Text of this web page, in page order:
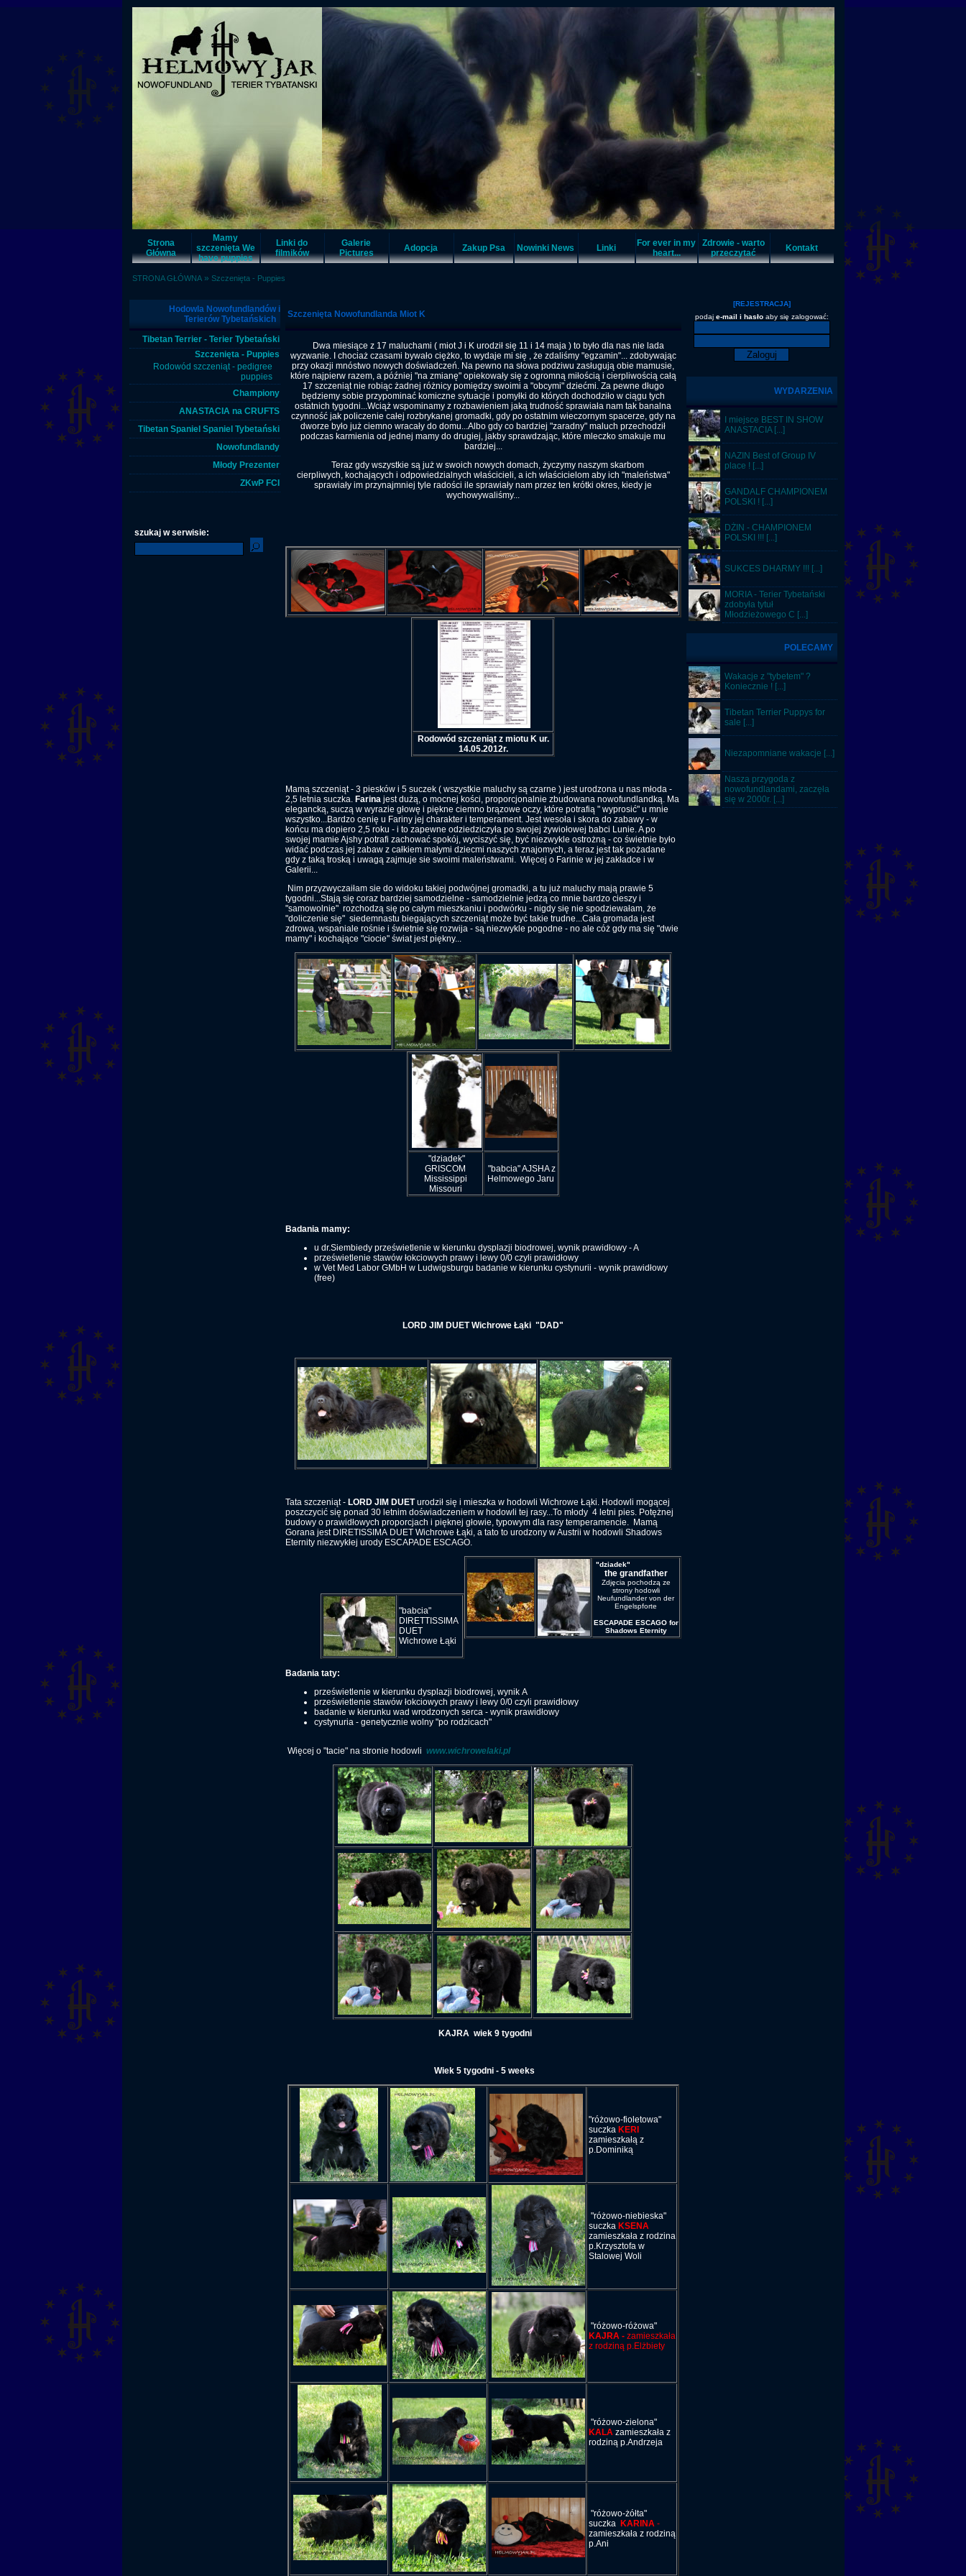
Strona
Główna
Mamy
szczenięta We
have puppies
Linki do
filmików
Galerie
Pictures
Adopcja Zakup Psa Nowinki News Linki
For ever in my
heart...
Zdrowie - warto
przeczytać
Kontakt
STRONA GŁÓWNA» Szczenięta - Puppies
Hodowla Nowofundlandów i
Terierów Tybetańskich
Tibetan Terrier - Terier Tybetański
Szczenięta - Puppies
Rodowód szczeniąt - pedigree
puppies
Championy
ANASTACIA na CRUFTS
Tibetan Spaniel Spaniel Tybetański
Nowofundlandy
Młody Prezenter
ZKwP FCI
szukaj w serwisie:
Szczenięta Nowofundlanda Miot K
Dwa miesiące z 17 maluchami ( miot J i K urodził się 11 i 14 maja ) to było dla nas nie lada
wyzwanie. I chociaż czasami bywało ciężko, to wydaje mi się , że zdaliśmy "egzamin"... zdobywając
przy okazji mnóstwo nowych doświadczeń. Na pewno na słowa podziwu zasługują obie mamusie,
które najpierw razem, a później "na zmianę" opiekowały się z ogromną miłością i cierpliwością całą
17 szczeniąt nie robiąc żadnej różnicy pomiędzy swoimi a "obcymi" dziećmi. Za pewne długo
będziemy sobie przypominać komiczne sytuacje i pomyłki do których dochodziło w ciągu tych
ostatnich tygodni...Wciąż wspominamy z rozbawieniem jaką trudność sprawiała nam tak banalna
czynność jak policzenie całej rozbrykanej gromadki, gdy po ostatnim wieczornym spacerze, gdy na
dworze było już ciemno wracały do domu...Albo gdy co bardziej "zaradny" maluch przechodził
podczas karmienia od jednej mamy do drugiej, jakby sprawdzając, które mleczko smakuje mu
bardziej...
Teraz gdy wszystkie są już w swoich nowych domach, życzymy naszym skarbom
cierpliwych, kochających i odpowiedzialnych właścicieli, a ich właścicielom aby ich "maleństwa"
sprawiały im przynajmniej tyle radości ile sprawiały nam przez ten krótki okres, kiedy je
wychowywaliśmy...
Rodowód szczeniąt z miotu K ur.
14.05.2012r.
Mamą szczeniąt - 3 piesków i 5 suczek ( wszystkie maluchy są czarne ) jest urodzona u nas młoda -
2,5 letnia suczka. Farinajest dużą, o mocnej kości, proporcjonalnie zbudowana nowofundlandką. Ma
elegancką, suczą w wyrazie głowę i piękne ciemno brązowe oczy, które potrafią " wyprosić" u mnie
wszystko...Bardzo cenię u Fariny jej charakter i temperament. Jest wesoła i skora do zabawy - w
końcu ma dopiero 2,5 roku - i to zapewne odziedziczyła po swojej żywiołowej babci Lunie. A po
swojej mamie Ajshy potrafi zachować spokój, wyciszyć się, być niezwykle ostrożną - co świetnie było
widać podczas jej zabaw z całkiem małymi dziecmi naszych znajomych, a teraz jest tak pożadane
gdy z taką troską i uwagą zajmuje sie swoimi maleństwami. Więcej o Farinie w jej zakładce i w
Galerii...
Nim przyzwyczaiłam sie do widoku takiej podwójnej gromadki, a tu już maluchy mają prawie 5
tygodni...Stają się coraz bardziej samodzielne - samodzielnie jedzą co mnie bardzo cieszy i
"samowolnie" rozchodzą się po całym mieszkaniu i podwórku - nigdy się nie spodziewałam, że
"doliczenie się" siedemnastu biegających szczeniąt może być takie trudne...Cała gromada jest
zdrowa, wspaniale rośnie i świetnie się rozwija - są niezwykle pogodne - no ale cóż gdy ma się "dwie
mamy" i kochające "ciocie" świat jest piękny...
"dziadek"
GRISCOM
Mississippi
Missouri
"babcia" AJSHA z
Helmowego Jaru
Badania mamy:
u dr.Siembiedy prześwietlenie w kierunku dysplazji biodrowej, wynik prawidłowy - A
prześwietlenie stawów łokciowych prawy i lewy 0/0 czyli prawidłowy
w Vet Med Labor GMbH w Ludwigsburgu badanie w kierunku cystynurii - wynik prawidłowy
(free)
LORD JIM DUET Wichrowe Łąki "DAD"
Tata szczeniąt - LORD JIM DUETurodził się i mieszka w hodowli Wichrowe Łąki. Hodowli mogącej
poszczycić się ponad 30 letnim doświadczeniem w hodowli tej rasy...To młody 4 letni pies. Potężnej
budowy o prawidłowych proporcjach i pięknej głowie, typowym dla rasy temperamencie. Mamą
Gorana jest DIRETISSIMA DUET Wichrowe Łąki, a tato to urodzony w Austrii w hodowli Shadows
Eternity niezwykłej urody ESCAPADE ESCAGO.
"dziadek"
the grandfather
Zdjęcia pochodzą ze
strony hodowli
Neufundlander von der
Engelspforte
ESCAPADE ESCAGO for
Shadows Eternity
"babcia"
DIRETTISSIMA
DUET
Wichrowe Łąki
Badania taty:
prześwietlenie w kierunku dysplazji biodrowej, wynik A
prześwietlenie stawów łokciowych prawy i lewy 0/0 czyli prawidłowy
badanie w kierunku wad wrodzonych serca - wynik prawidłowy
cystynuria - genetycznie wolny "po rodzicach"
Więcej o "tacie" na stronie hodowli www.wichrowelaki.pl
KAJRA wiek 9 tygodni
Wiek 5 tygodni - 5 weeks
"różowo-fioletowa"
suczka KERI
zamieszkałą z
p.Dominiką
"różowo-niebieska"
suczka KSENA
zamieszkała z rodzina
p.Krzysztofa w
Stalowej Woli
"różowo-różowa"
KAJRA -zamieszkała
z rodziną p.Elżbiety
"różowo-zielona"
KALAzamieszkała z
rodziną p.Andrzeja
"różowo-żółta"
suczka KARINA-
zamieszkała z rodziną
p.Ani
[REJESTRACJA]
podaj e-mail i hasłoaby się zalogować:
WYDARZENIA
I miejsce BEST IN SHOW
ANASTACIA [...]
NAZIN Best of Group IV
place ! [...]
GANDALF CHAMPIONEM
POLSKI ! [...]
DŻIN - CHAMPIONEM
POLSKI !!! [...]
SUKCES DHARMY !!! [...]
MORIA - Terier Tybetański
zdobyła tytuł
Młodzieżowego C [...]
POLECAMY
Wakacje z "tybetem" ?
Koniecznie ! [...]
Tibetan Terrier Puppys for
sale [...]
Niezapomniane wakacje [...]
Nasza przygoda z
nowofundlandami, zaczęła
się w 2000r. [...]